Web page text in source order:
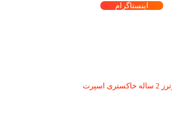
اینستاگرام